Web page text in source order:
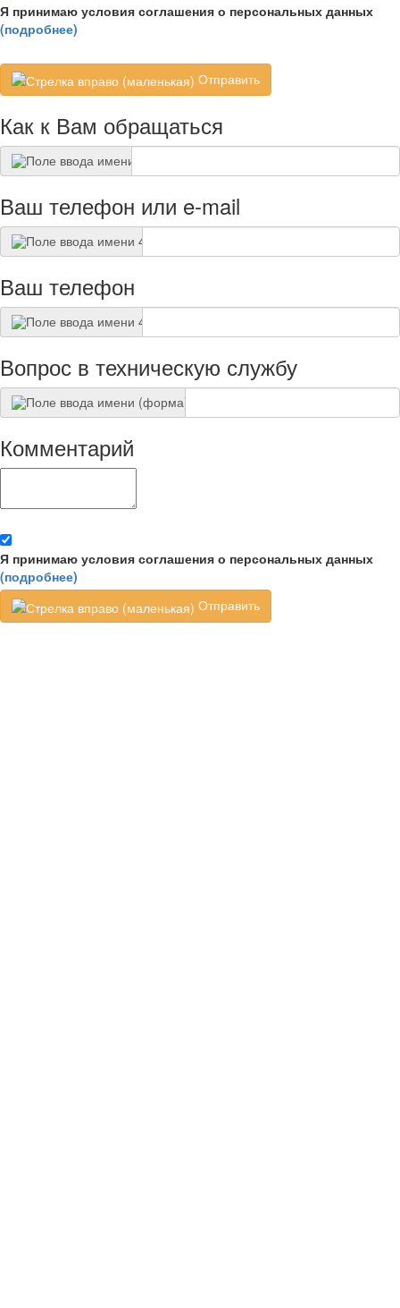
Я принимаю условия соглашения о персональных данных
(подробнее)
Отправить
Как к Вам обращаться
Ваш телефон или e-mail
Ваш телефон
Вопрос в техническую службу
Комментарий
Я принимаю условия соглашения о персональных данных
(подробнее)
Отправить